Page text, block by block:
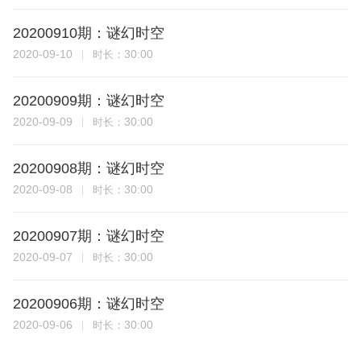
20200910期：谜幻时空
2020-09-10 时长： 30:00
20200909期：谜幻时空
2020-09-09 时长： 30:00
20200908期：谜幻时空
2020-09-08 时长： 30:00
20200907期：谜幻时空
2020-09-07 时长： 30:00
20200906期：谜幻时空
2020-09-06 时长： 30:00